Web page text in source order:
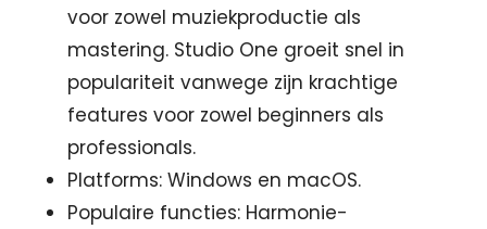
voor zowel muziekproductie als
mastering. Studio One groeit snel in
populariteit vanwege zijn krachtige
features voor zowel beginners als
professionals.
Platforms: Windows en macOS.
Populaire functies: Harmonie-